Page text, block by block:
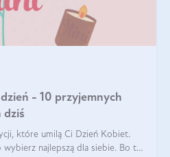
- 10 przyjemnych
dziś
które umilą Ci Dzień Kobiet.
najlepszą dla siebie. Bo to